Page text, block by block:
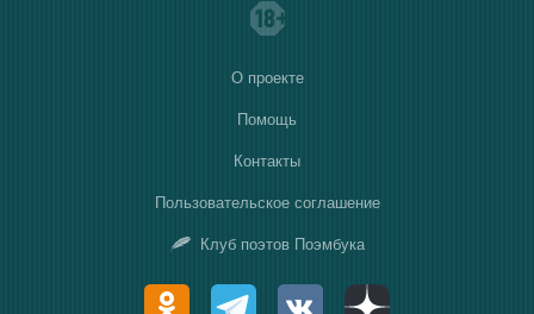
О проекте
Помощь
Контакты
Пользовательское соглашение
Клуб поэтов Поэмбука